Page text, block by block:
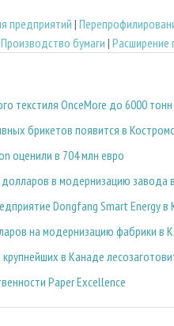
предприятий |
Производство бумаги | Расширение
текстиля OnceMore до 6000
брикетов появится в
оценили в 704 млн евро
в модернизацию завода
Dongfang Smart Energy в
на модернизацию фабрики в
в Канаде
Paper Excellence